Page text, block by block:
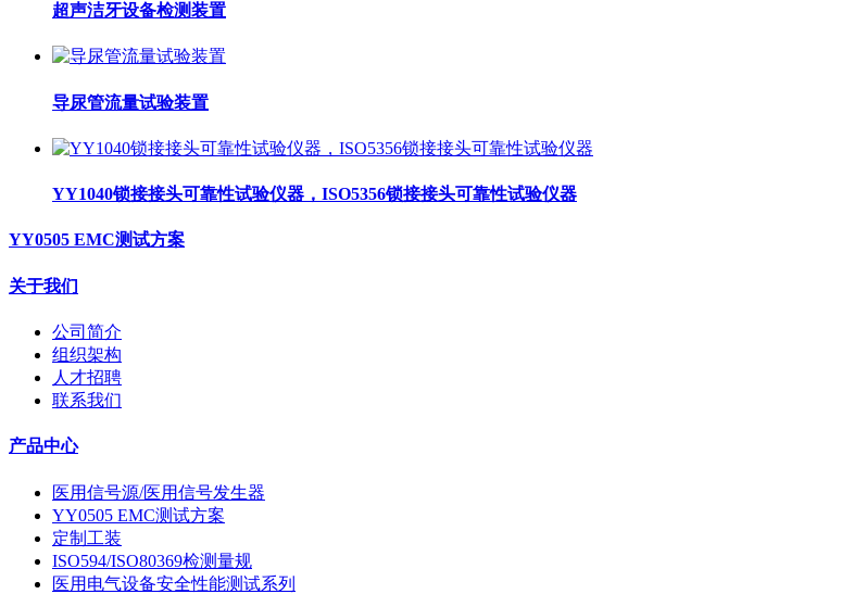
超声洁牙设备检测装置
导尿管流量试验装置
YY1040锁接接头可靠性试验仪器，ISO5356锁接接头可靠性试验仪器
YY0505 EMC测试方案
关于我们
公司简介
组织架构
人才招聘
联系我们
产品中心
医用信号源/医用信号发生器
YY0505 EMC测试方案
定制工装
ISO594/ISO80369检测量规
医用电气设备安全性能测试系列